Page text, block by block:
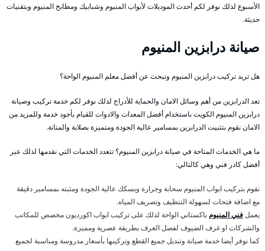
الأسبوع لذلك نوفر لكم أحدث الموديلات لأبواب المنيوم وشبابيك ومطابخ المنيوم وبتقنيات
حديثة.
صيانة درابزين المنيوم
هل تريد تركيب درابزين المنيوم وتبحث عن أفضل معلم المنيوم الواحة؟
تعد الدرابزين من أهم وسائل الامان والحماية للأدراج لذلك نوفر لكم خدمة تركيب وصيانة
درابزين المنيوم الكويت باستخدام أفضل المعدات والادوات للقيام بأجود خدمة وللمزيد من
الامان نقوم بتثبيت الدرابزين بمسامير عالية الجودة ومتميزة بصلابة والمتانة.
ما هي الخدمات المتاحة في صيانة درابزين المنيوم؟ تتعدد الخدمات التي نقدمها لذلك عبر
أفضل كادر فني وهي كالتالي:
نقوم بتركيب ابواب المنيوم سحابة وجرارة وبسكك عالية الجودة ومثبته بمسامير دقيقة
مع اضافة فتحات لسهولة التنظيف وتصريف المياه.
يعملفني المنيومباكستاني الواحة لذلك على تركيب ابواب اكورديون مخصص للمكاتب
والشركات او غرف الضيوف لفصل الغرف بطريقة عصرية ومميزة.
كما نوفر أيضا خدمة صيانة وتبديل جميع القطع وتركيبها بأسعار مدروسة ومناسبة لجميع